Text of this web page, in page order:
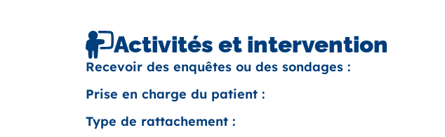
Activités et intervention
Recevoir des enquêtes ou des sondages :
Prise en charge du patient :
Type de rattachement :